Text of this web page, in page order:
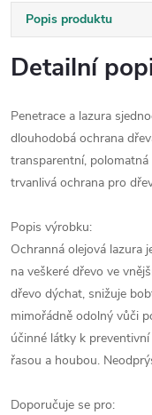
Popis produktu
Detailní
Penetrace a lazura
dlouhodobá ochrana
transparentní,
trvanlivá ochrana pro
Popis výrobku:
Ochranná olejová lazura
na veškeré dřevo ve
dřevo dýchat, snižuje
mimořádně odolný vůči
účinné látky k
řasou a houbou.
Doporučuje se pro: